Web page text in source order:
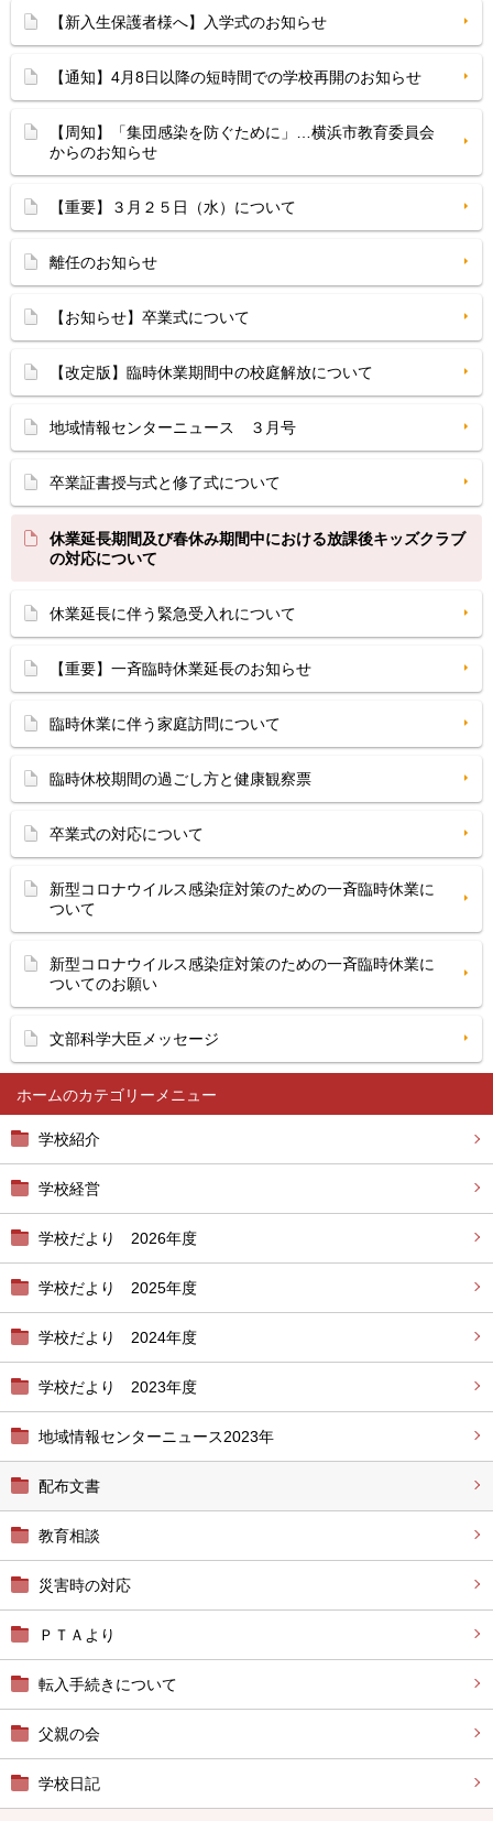
ホーム
学校紹介
学校経営
学校だより 2026年度
学校だより 2025年度
学校だより 2024年度
学校だより 2023年度
地域情報センターニュース2023年
配布文書
教育相談
災害時の対応
ＰＴＡより
転入手続きについて
父親の会
学校日記
【新入生保護者様へ】入学式のお知らせ
【通知】4月8日以降の短時間での学校再開のお知らせ
【周知】「集団感染を防ぐために」…横浜市教育委員会
からのお知らせ
【重要】３月２５日（水）について
離任のお知らせ
【お知らせ】卒業式について
【改定版】臨時休業期間中の校庭解放について
地域情報センターニュース ３月号
卒業証書授与式と修了式について
休業延長期間及び春休み期間中における放課後キッズクラブ
の対応について
休業延長に伴う緊急受入れについて
【重要】一斉臨時休業延長のお知らせ
臨時休業に伴う家庭訪問について
臨時休校期間の過ごし方と健康観察票
卒業式の対応について
新型コロナウイルス感染症対策のための一斉臨時休業に
ついて
新型コロナウイルス感染症対策のための一斉臨時休業に
ついてのお願い
文部科学大臣メッセージ